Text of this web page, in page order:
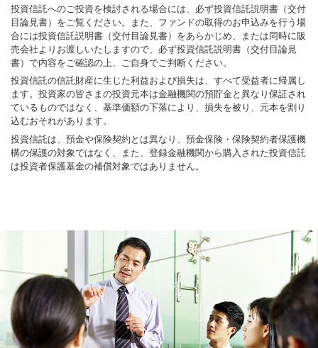
投資信託へのご投資を検討される場合には、必ず投資信託説明書（交付
目論見書）をご覧ください。また、ファンドの取得のお申込みを行う場
合には投資信託説明書（交付目論見書）をあらかじめ、または同時に販
売会社よりお渡しいたしますので、必ず投資信託説明書（交付目論見
書）で内容をご確認の上、ご自身でご判断ください。
投資信託の信託財産に生じた利益および損失は、すべて受益者に帰属し
ます。投資家の皆さまの投資元本は金融機関の預貯金と異なり保証され
ているものではなく、基準価額の下落により、損失を被り、元本を割り
込むおそれがあります。
投資信託は、預金や保険契約とは異なり、預金保険・保険契約者保護機
構の保護の対象ではなく、また、登録金融機関から購入された投資信託
は投資者保護基金の補償対象ではありません。